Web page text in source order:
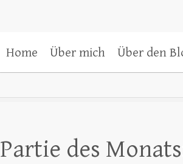
Home Über mich Über den
Partie des